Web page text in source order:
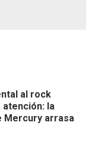
al rock
atención: la
Mercury arrasa